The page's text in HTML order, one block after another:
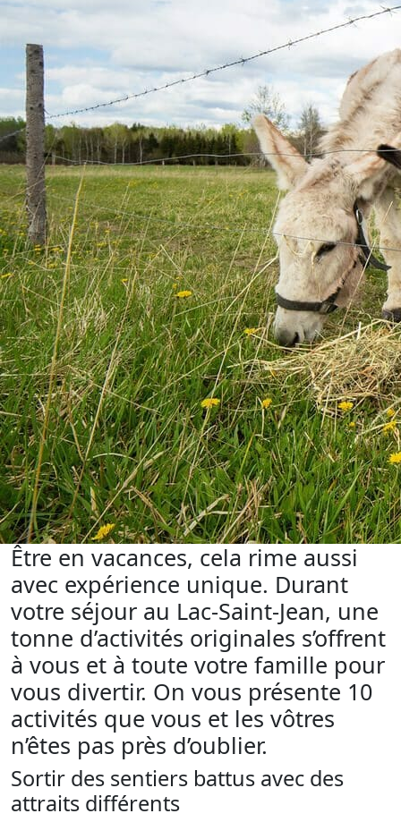
Être en vacances, cela rime aussi
avec expérience unique. Durant
votre séjour au Lac-Saint-Jean, une
tonne d’activités originales s’offrent
à vous et à toute votre famille pour
vous divertir. On vous présente 10
activités que vous et les vôtres
n’êtes pas près d’oublier.
Sortir des sentiers battus avec des
attraits différents